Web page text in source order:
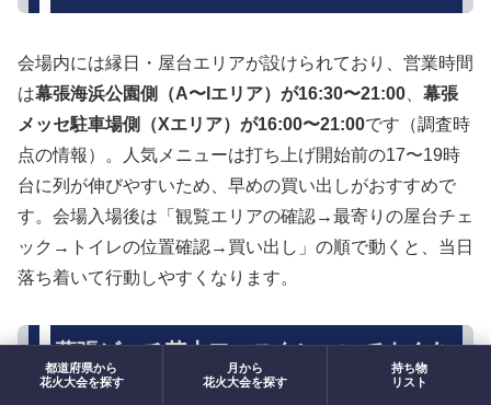
会場内には縁日・屋台エリアが設けられており、営業時間
は幕張海浜公園側（A〜Iエリア）が16:30〜21:00
幕張
メッセ駐車場側（Xエリア）が16:00〜21:00です（調査時
点の情報）。人気メニューは打ち上げ開始前の17〜19時
台に列が伸びやすいため、早めの買い出しがおすすめで
す。会場入場後は「観覧エリアの確認→最寄りの屋台チェ
ック→トイレの位置確認→買い出し」の順で動くと、当日
落ち着いて行動しやすくなります。
幕張ビーチ花火フェスタについてよくあ
る質問
都道府県から
花火大会を探す
月から
花火大会を探す
持ち物
リスト